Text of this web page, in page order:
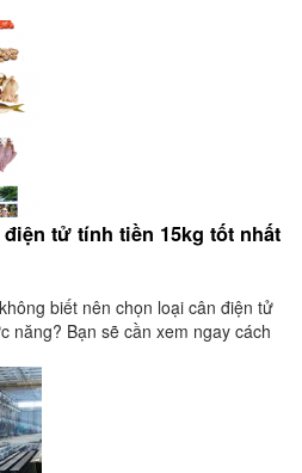
tử tính tiền 15kg tốt nhất
biết nên chọn loại cân điện tử
năng? Bạn sẽ cần xem ngay cách